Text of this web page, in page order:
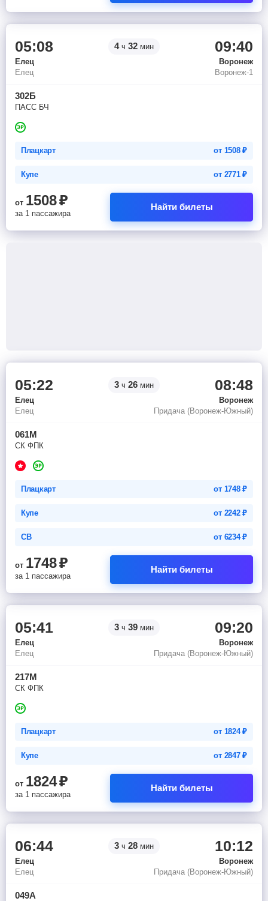
05:08 4ч 32 мин 09:40
Елец
Воронеж
Елец
Воронеж-1
302Б
ПАСС БЧ
Плацкарт от 1508₽
Купе от 2771₽
от 1508₽
за 1 пассажира
Найти билеты
05:22 3 ч 26 мин 08:48
Елец
Воронеж
Елец
Придача (Воронеж-Южный)
061М
СК ФПК
Плацкарт от 1748₽
Купе от 2242₽
СВ от 6234₽
от 1748₽
за 1 пассажира
Найти билеты
05:41 3 ч 39 мин 09:20
Елец
Воронеж
Елец
Придача (Воронеж-Южный)
217М
СК ФПК
Плацкарт от 1824₽
Купе от 2847₽
от 1824₽
за 1 пассажира
Найти билеты
06:44 3 ч 28 мин 10:12
Елец
Воронеж
Елец
Придача (Воронеж-Южный)
049А